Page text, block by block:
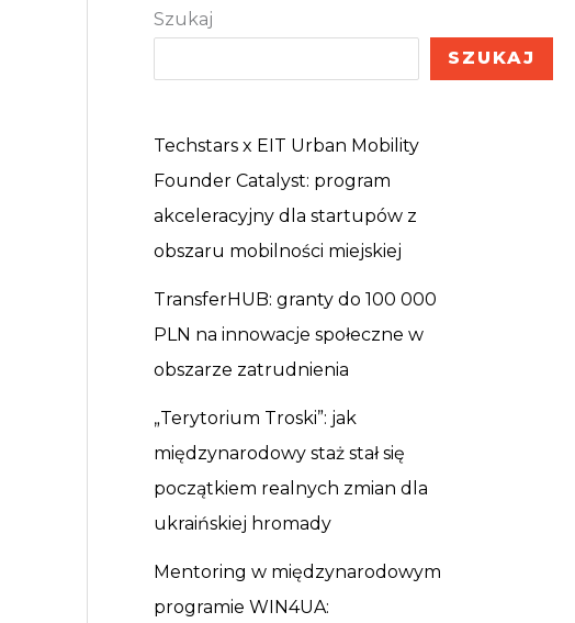
Szukaj
SZUKAJ
Techstars x EIT Urban Mobility
Founder Catalyst: program
akceleracyjny dla startupów z
obszaru mobilności miejskiej
TransferHUB: granty do 100 000
PLN na innowacje społeczne w
obszarze zatrudnienia
„Terytorium Troski”: jak
międzynarodowy staż stał się
początkiem realnych zmian dla
ukraińskiej hromady
Mentoring w międzynarodowym
programie WIN4UA: